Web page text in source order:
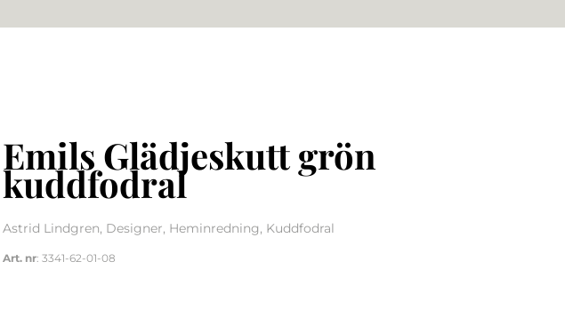
Emils Glädjeskutt grön
kuddfodral
Astrid Lindgren, Designer, Heminredning, Kuddfodral
Art. nr: 3341-62-01-08